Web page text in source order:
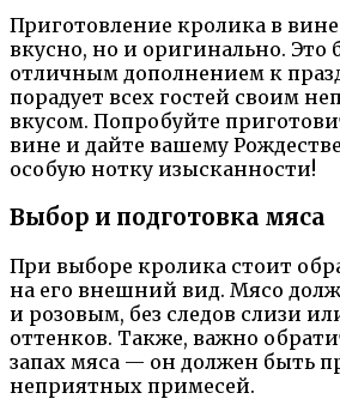
Приготовление кролика в
вкусно, но и оригинально. Это
отличным дополнением к
порадует всех гостей своим
вкусом. Попробуйте
вине и дайте вашему
особую нотку изысканности!
Выбор и подготовка мяса
При выборе кролика стоит
на его внешний вид. Мясо
и розовым, без следов слизи
оттенков. Также, важно
запах мяса — он должен быть
неприятных примесей.